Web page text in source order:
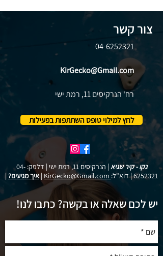
צור קשר
04-6252321
KirGecko@Gmail.com
רח' הנרקיסים 11, רמת ישי
לחץ למילוי טופס השתתפות בפעילות
גקו - קיר שגיא | הנרקיסים 11, רמת ישי | דלפק:
04-
6252321| דוא"ל: KirGecko@Gmail.com איך מגיעים?
יש לכם שאלה או בקשה? כתבו לנו!